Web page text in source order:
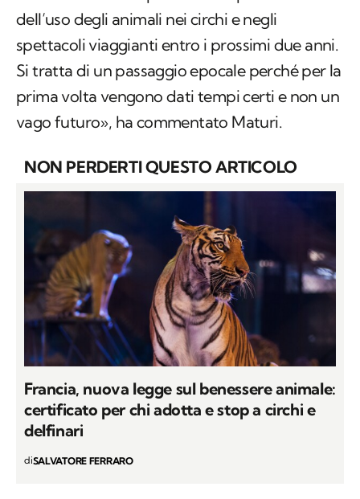
dell’uso degli animali nei circhi e negli
spettacoli viaggianti entro i prossimi due anni.
Si tratta di un passaggio epocale perché per la
prima volta vengono dati tempi certi e non un
vago futuro», ha commentato Maturi.
NON PERDERTI QUESTO ARTICOLO
Francia, nuova legge sul benessere animale:
certificato per chi adotta e stop a circhi e
delfinari
diSALVATORE FERRARO